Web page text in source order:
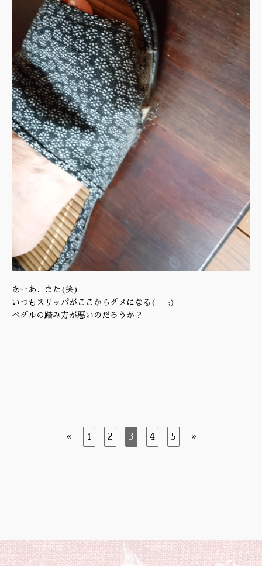
あーあ、また(笑)
いつもスリッパがここからダメになる(-_-;)
ペダルの踏み方が悪いのだろうか？
« 1 2 3 4 5 »